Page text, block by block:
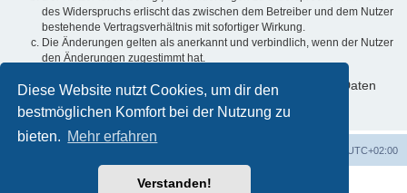
Diese Website nutzt Cookies, um dir den
bestmöglichen Komfort bei der Nutzung zu
bieten. Mehr erfahren
Verstanden!
des Widerspruchs erlischt das zwischen dem Betreiber und dem Nutzer
bestehende Vertragsverhältnis mit sofortiger Wirkung.
Die Änderungen gelten als anerkannt und verbindlich, wenn der Nutzer
den Änderungen zugestimmt hat.
Informationen über den Umgang mit deinen persönlichen Daten
sind in der Datenschutzerklärung enthalten.
UTC+02:00
Powered byphpBB® Forum Software © phpBB Limited